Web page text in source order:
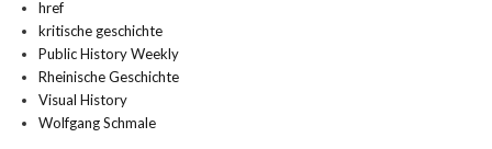
href
kritische geschichte
Public History Weekly
Rheinische Geschichte
Visual History
Wolfgang Schmale